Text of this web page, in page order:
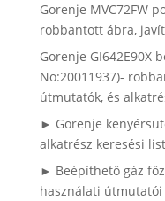
Gorenje MVC72FW
robbantott ábra,
Gorenje GI642E90X
No:20011937)-
útmutatók, és
► Gorenje
alkatrész keresési
► Beépíthető gáz
használati útmutatói